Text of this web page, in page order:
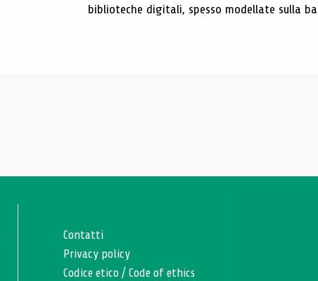
biblioteche digitali, spesso modellate sulla
Contatti
Privacy policy
Codice etico /Code of ethics